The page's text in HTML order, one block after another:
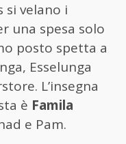
si velano i
una spesa solo
posto spetta a
Esselunga
L’insegna
è Famila
e Pam.